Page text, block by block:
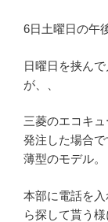
6日土曜日の午
日曜日を挟ん
が、、
三菱のエコキュ
発注した場合で
薄型のモデル。
本部に電話を
ら探して貰う